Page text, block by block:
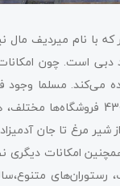
با نام میردیف مال
دبی است. چون
مترمربع و بیش از 430
شیر مرغ تا جان
امکانات دیگری
رستوران‌های